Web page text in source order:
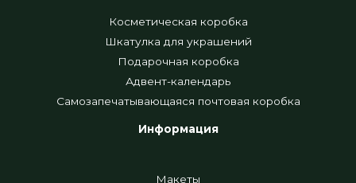
Косметическая коробка
Шкатулка для украшений
Подарочная коробка
Адвент-календарь
Самозапечатывающаяся почтовая коробка
Информация
Макеты